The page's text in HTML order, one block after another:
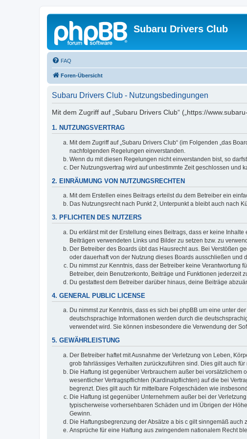
Subaru Drivers Club
FAQ
Foren-Übersicht
Subaru Drivers Club - Nutzungsbedingungen
Mit dem Zugriff auf „Subaru Drivers Club“ („https://
1. NUTZUNGSVERTRAG
Mit dem Zugriff auf „Subaru Drivers Club“ (im Folgenden „das
nachfolgenden Regelungen einverstanden.
Wenn du mit diesen Regelungen nicht einverstanden bist, so
Der Nutzungsvertrag wird auf unbestimmte Zeit geschlossen
2. EINRÄUMUNG VON NUTZUNGSRECHTEN
Mit dem Erstellen eines Beitrags erteilst du dem Betreiber ein
Das Nutzungsrecht nach Punkt 2, Unterpunkt a bleibt auch nach
3. PFLICHTEN DES NUTZERS
Du erklärst mit der Erstellung eines Beitrags, dass er keine
Beiträgen verwendeten Links und Bilder zu setzen bzw. zu
Der Betreiber des Boards übt das Hausrecht aus. Bei Verstößen
oder dauerhaft von der Nutzung dieses Boards ausschließen und
Du nimmst zur Kenntnis, dass der Betreiber keine Verantwortung
Betreiber, dein Benutzerkonto, Beiträge und Funktionen jederzeit
Du gestattest dem Betreiber darüber hinaus, deine Beiträge
4. GENERAL PUBLIC LICENSE
Du nimmst zur Kenntnis, dass es sich bei phpBB um eine unter der
deutschsprachige Informationen werden durch die
verwendet wird. Sie können insbesondere die Verwendung der
5. GEWÄHRLEISTUNG
Der Betreiber haftet mit Ausnahme der Verletzung von Leben,
grob fahrlässiges Verhalten zurückzuführen sind. Dies gilt auch
Die Haftung ist gegenüber Verbrauchern außer bei
wesentlicher Vertragspflichten (Kardinalpflichten) auf die bei
begrenzt. Dies gilt auch für mittelbare Folgeschäden wie
Die Haftung ist gegenüber Unternehmern außer bei der
typischerweise vorhersehbaren Schäden und im Übrigen der
Gewinn.
Die Haftungsbegrenzung der Absätze a bis c gilt sinngemäß
Ansprüche für eine Haftung aus zwingendem nationalem Recht